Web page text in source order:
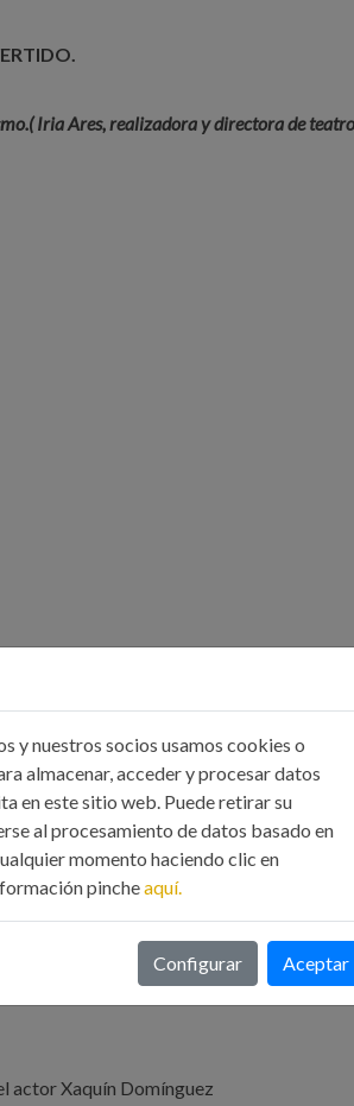
Iria Ares, realizadora y directora de
actor Xaquín Domínguez
y nuestros socios usamos cookies o
almacenar, acceder y procesar datos
en este sitio web. Puede retirar su
al procesamiento de datos basado en
momento haciendo clic en
pincheaquí.
Configurar Aceptar